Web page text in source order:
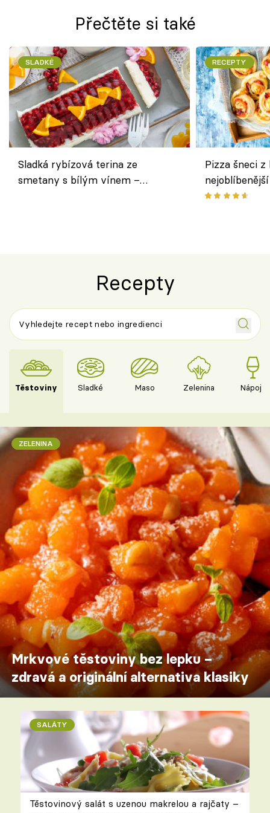
Přečtěte si také
SLADKÉ
Sladká rybízová terina ze
smetany s bílým vínem –
RECEPTY
Pizza šneci
Recepty
Těstoviny Sladké Maso Zelenina Nápoje
ZELENINA
Mrkvové těstoviny bez lepku –
zdravá a originální alternativa klasiky
SALÁTY
Těstovinový salát s uzenou makrelou a rajčaty –